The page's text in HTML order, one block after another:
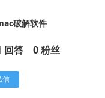
破解软件
回答 0粉丝
信